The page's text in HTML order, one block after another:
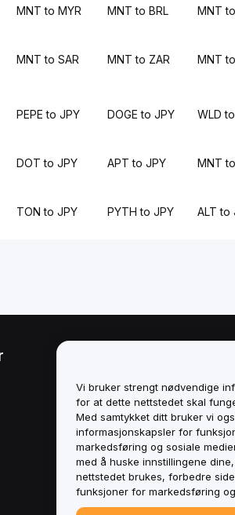
MNT to MYR MNT to BRL MNT
MNT to SAR MNT to ZAR MNT
PEPE to JPY DOGE to JPY WLD
DOT to JPY APT to JPY MNT
TON to JPY PYTH to JPY ALT to
Retningslinjer for
interessekonflikter
Sammendrag av
oppbevaring og
ESG-informasjon
Crypto-Asset White Papers
Vi bruker strengt nødvendige
for at dette nettstedet skal
Med samtykket ditt bruker vi
informasjonskapsler for
markedsføring og sosiale
med å huske innstillingene
nettstedet brukes, forbedre
funksjoner for markedsføring